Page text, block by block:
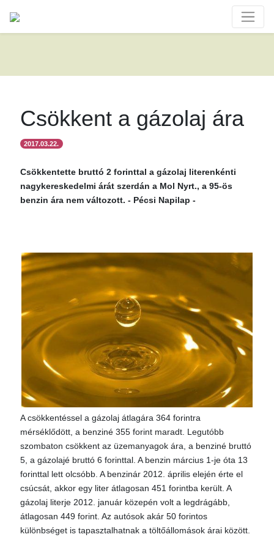
Csökkent a gázolaj ára
2017.03.22.
Csökkentette bruttó 2 forinttal a gázolaj literenkénti
nagykereskedelmi árát szerdán a Mol Nyrt., a 95-ös
benzin ára nem változott. - Pécsi Napilap -
A csökkentéssel a gázolaj átlagára 364 forintra
mérséklődött, a benziné 355 forint maradt. Legutóbb
szombaton csökkent az üzemanyagok ára, a benziné bruttó
5, a gázolajé bruttó 6 forinttal. A benzin március 1-je óta 13
forinttal lett olcsóbb. A benzinár 2012. április elején érte el
csúcsát, akkor egy liter átlagosan 451 forintba került. A
gázolaj literje 2012. január közepén volt a legdrágább,
átlagosan 449 forint. Az autósok akár 50 forintos
különbséget is tapasztalhatnak a töltőállomások árai között.